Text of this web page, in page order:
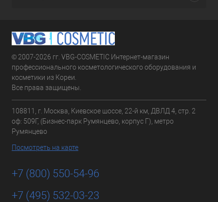
© 2007-2026 гг. VBG-COSMETIC Интернет-магазин
профессионального косметологического оборудования и
косметики из Кореи.
Все права защищены.
108811, г. Москва, Киевское шоссе, 22-й км, ДВЛД 4, стр. 2
оф: 509Г, (Бизнес-парк Румянцево, корпус Г), метро
Румянцево
Посмотреть на карте
+7 (800) 550-54-96
+7 (495) 532-03-23